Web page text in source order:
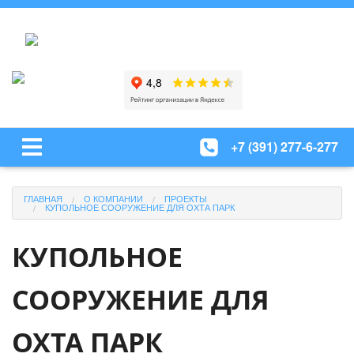
+7 (391) 277-6-277
ГЛАВНАЯ О КОМПАНИИ ПРОЕКТЫ
КУПОЛЬНОЕ СООРУЖЕНИЕ ДЛЯ ОХТА ПАРК
КУПОЛЬНОЕ
СООРУЖЕНИЕ ДЛЯ
ОХТА ПАРК